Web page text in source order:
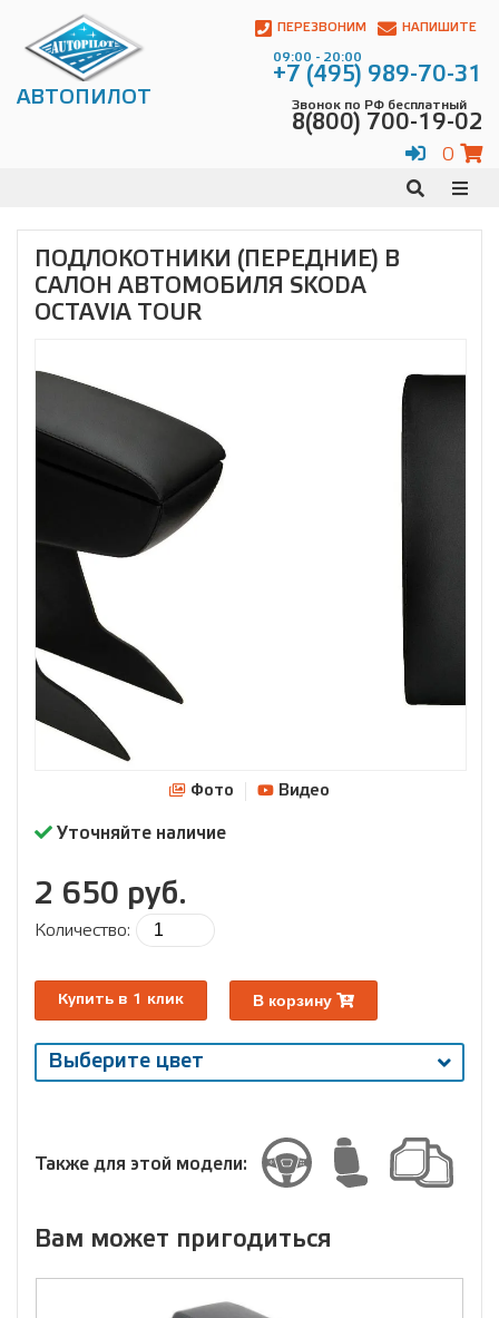
АВТОПИЛОТ
ПЕРЕЗВОНИМ НАПИШИТЕ
09:00 - 20:00
+7 (495) 989-70-31
Звонок по РФ бесплатный
8(800) 700-19-02
0
ПОДЛОКОТНИКИ (ПЕРЕДНИЕ) В
САЛОН АВТОМОБИЛЯ SKODA
OCTAVIA TOUR
Уточняйте наличие
2 650 руб.
Количество:
Купить в 1 клик В корзину
Фото Видео
Выберите цвет
Выберите
Также для этой модели:
Вам может пригодиться
Контакты:
Адрес:
Чагинская
700-
Телефон: +7
(495)
Электронная
info@avtopilot1.ru